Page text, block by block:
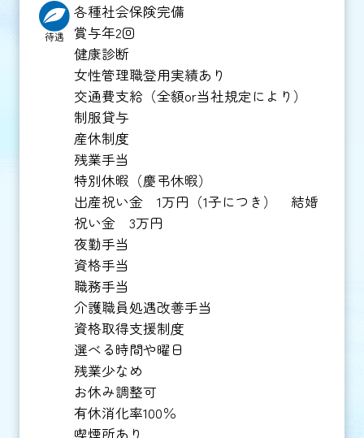
待遇
各種社会保険完備
賞与年2回
健康診断
女性管理職登用実績あり
交通費支給（全額or当社規定により）
制服貸与
産休制度
残業手当
特別休暇（慶弔休暇）
出産祝い金 1万円（1子につき） 結婚
祝い金 3万円
夜勤手当
資格手当
職務手当
介護職員処遇改善手当
資格取得支援制度
選べる時間や曜日
残業少なめ
お休み調整可
有休消化率100％
喫煙所あり